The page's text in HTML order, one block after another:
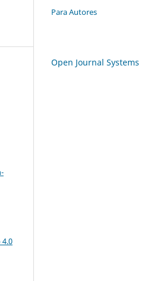
Para Autores
Open Journal Systems